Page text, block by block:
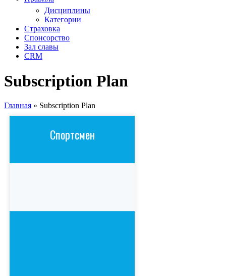
Дисциплины
Категории
Страховка
Спонсорство
Зал славы
CRM
Subscription Plan
Главная » Subscription Plan
Спортсмен